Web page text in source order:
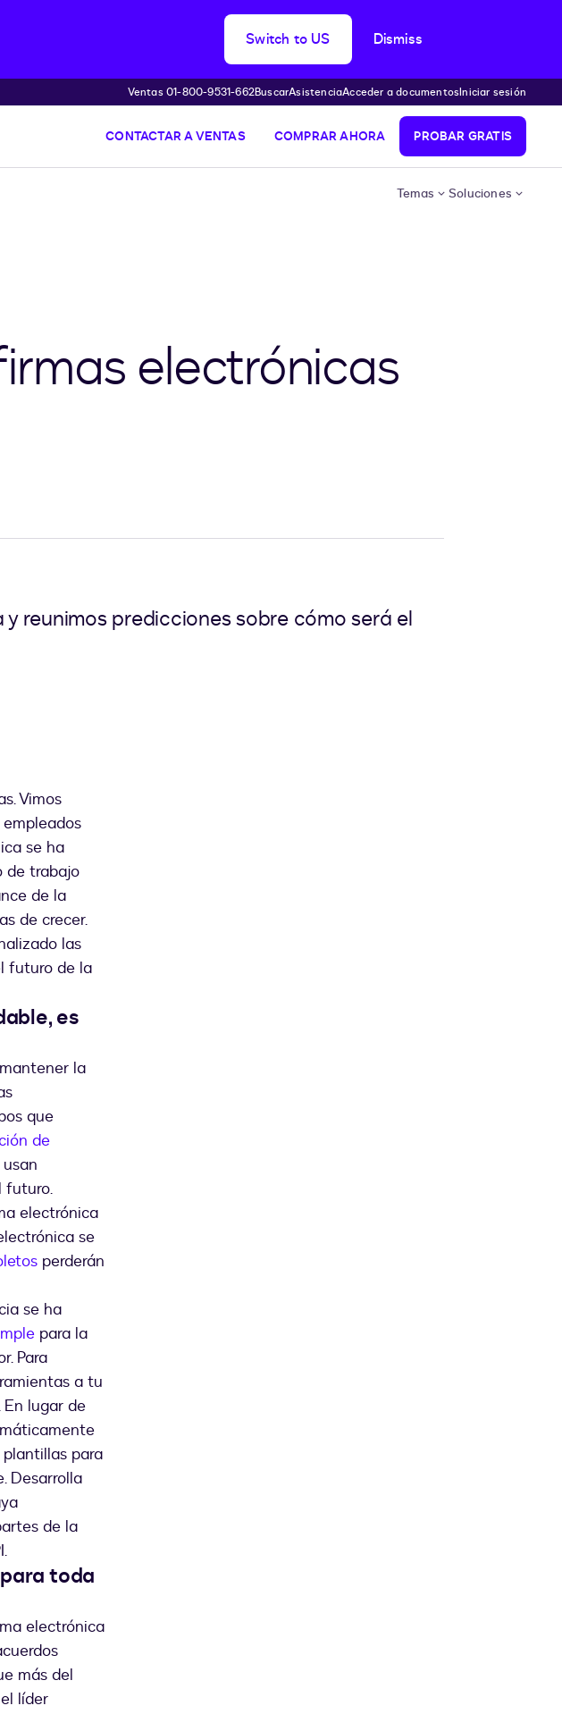
Switch to US Dismiss
Ventas 01-800-9531-662BuscarAsistenciaAcceder a documentosIniciar sesión
CONTACTAR A VENTAS COMPRAR AHORA PROBAR GRATIS
Temas Soluciones
electrónicas
reunimos predicciones sobre cómo será el
Vimos
se ha
de trabajo
de la
de crecer.
las
futuro de la
es
la
que
de
futuro.
electrónica
se
perderán
se ha
para la
Para
a tu
lugar de
para
Desarrolla
de la
toda
electrónica
más del
líder